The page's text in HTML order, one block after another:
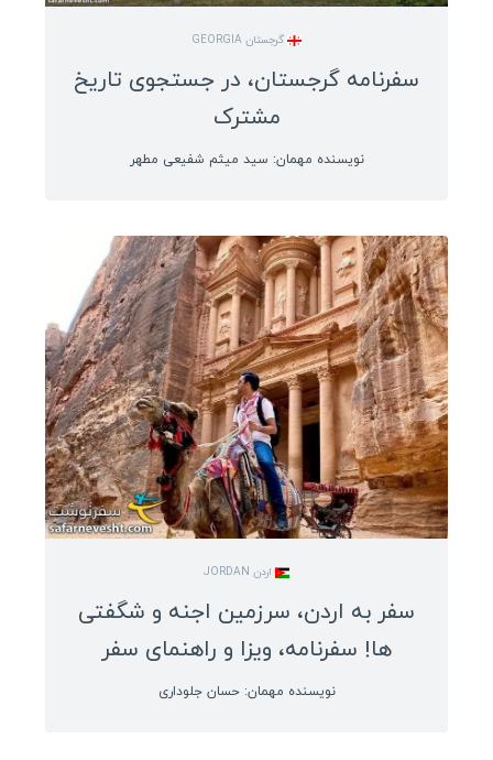
گرجستان GEORGIA
سفرنامه گرجستان، در جستجوی تاریخ
مشترک
نویسنده مهمان: سید میثم شفیعی مطهر
اردن JORDAN
سفر به اردن، سرزمین اجنه و شگفتی
ها! سفرنامه، ویزا و راهنمای سفر
نویسنده مهمان: حسان جلوداری